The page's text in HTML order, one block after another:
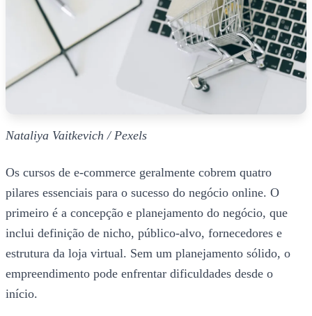
Nataliya Vaitkevich / Pexels
Os cursos de e-commerce geralmente cobrem quatro
pilares essenciais para o sucesso do negócio online. O
primeiro é a concepção e planejamento do negócio, que
inclui definição de nicho, público-alvo, fornecedores e
estrutura da loja virtual. Sem um planejamento sólido, o
empreendimento pode enfrentar dificuldades desde o
início.